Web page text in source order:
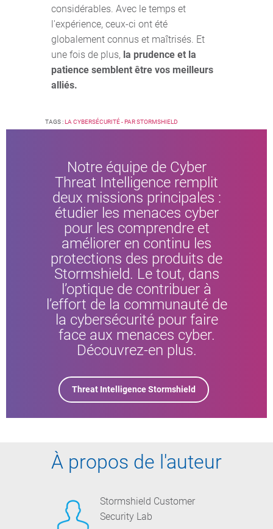
considérables. Avec le temps et
l'expérience, ceux-ci ont été
globalement connus et maîtrisés. Et
une fois de plus, la prudence et la
patience semblent être vos meilleurs
alliés.
TAGS :LA CYBERSÉCURITÉ - PAR STORMSHIELD
Notre équipe de Cyber
Threat Intelligence remplit
deux missions principales :
étudier les menaces cyber
pour les comprendre et
améliorer en continu les
protections des produits de
Stormshield. Le tout, dans
l’optique de contribuer à
l’effort de la communauté de
la cybersécurité pour faire
face aux menaces cyber.
Découvrez-en plus.
Threat Intelligence Stormshield
À propos de l'auteur
Stormshield Customer
Security Lab